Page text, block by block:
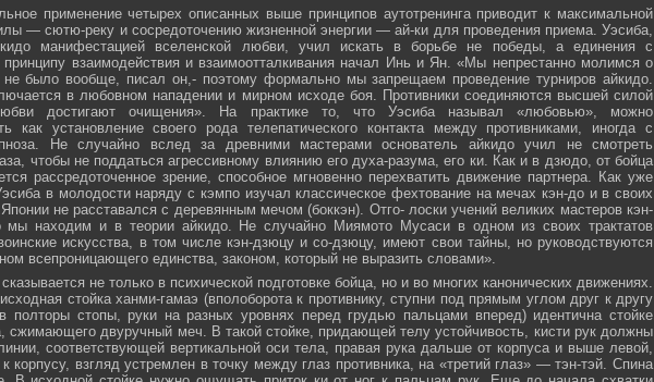
применение четырех описанных выше принципов аутотренинга приводит к максимальной
— сютю-реку и сосредоточению жизненной энергии — ай-ки для проведения приема. Уэсиба,
манифестацией вселенской любви, учил искать в борьбе не победы, а единения с
принципу взаимодействия и взаимоотталкивания начал Инь и Ян. «Мы непрестанно молимся о
было вообще, писал он,- поэтому формально мы запрещаем проведение турниров айкидо.
в любовном нападении и мирном исходе боя. Противники соединяются высшей силой
достигают очищения». На практике то, что Уэсиба называл «любовью», можно
как установление своего рода телепатического контакта между противниками, иногда с
Не случайно вслед за древними мастерами основатель айкидо учил не смотреть
чтобы не поддаться агрессивному влиянию его духа-разума, его ки. Как и в дзюдо, от бойца
рассредоточенное зрение, способное мгновенно перехватить движение партнера. Как уже
в молодости наряду с кэмпо изучал классическое фехтование на мечах кэн-до и в своих
не расставался с деревянным мечом (боккэн). Отго- лоски учений великих мастеров кэн-
мы находим и в теории айкидо. Не случайно Миямото Мусаси в одном из своих трактатов
искусства, в том числе кэн-дзюцу и со-дзюцу, имеют свои тайны, но руководствуются
всепроницающего единства, законом, который не выразить словами».
не только в психической подготовке бойца, но и во многих канонических движениях.
стойка ханми-гамаэ (вполоборота к противнику, ступни под прямым углом друг к другу
полторы стопы, руки на разных уровнях перед грудью пальцами вперед) идентична стойке
сжимающего двуручный меч. В такой стойке, придающей телу устойчивость, кисти рук должны
соответствующей вертикальной оси тела, правая рука дальше от корпуса и выше левой,
корпусу, взгляд устремлен в точку между глаз противника, на «третий глаз» — тэн-тэй. Спина